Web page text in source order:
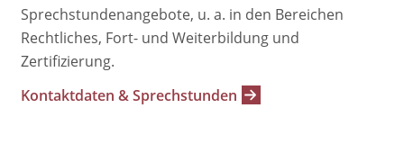
Sprechstundenangebote, u. a. in den Bereichen
Rechtliches, Fort- und Weiterbildung und
Zertifizierung.
Kontaktdaten & Sprechstunden